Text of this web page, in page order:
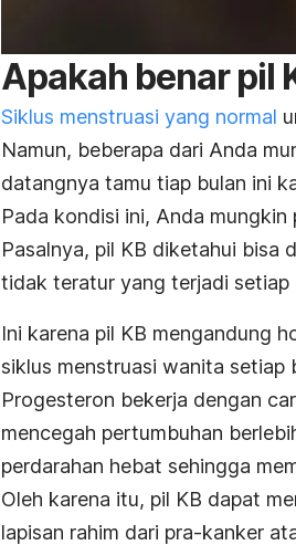
Apakah benar pil
Siklus menstruasi yang normal
Namun, beberapa dari Anda
datangnya tamu tiap bulan ini
Pada kondisi ini, Anda
Pasalnya, pil KB diketahui bisa
tidak teratur yang terjadi setiap
Ini karena pil KB mengandung
siklus menstruasi wanita setiap
Progesteron bekerja dengan
mencegah pertumbuhan
perdarahan hebat sehingga
Oleh karena itu, pil KB dapat
lapisan rahim dari pra-kanker